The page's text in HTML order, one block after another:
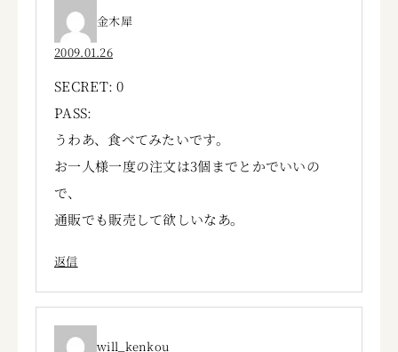
金木犀
2009.01.26
SECRET: 0
PASS:
うわあ、食べてみたいです。
お一人様一度の注文は3個までとかでいいの
で、
通販でも販売して欲しいなあ。
返信
will_kenkou